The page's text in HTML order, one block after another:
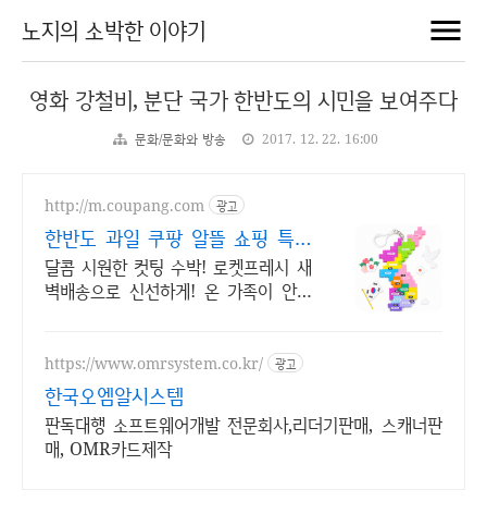
노지의 소박한 이야기
영화 강철비, 분단 국가 한반도의 시민을 보여주다
문화/문화와 방송 2017. 12. 22. 16:00
http://m.coupang.com 광고
한반도 과일 쿠팡 알뜰 쇼핑 특가
전
달콤 시원한 컷팅 수박! 로켓프레시 새
벽배송으로 신선하게! 온 가족이 안심
https://www.omrsystem.co.kr/ 광고
한국오엠알시스템
판독대행 소프트웨어개발 전문회사,리더기판매, 스캐너판
매, OMR카드제작